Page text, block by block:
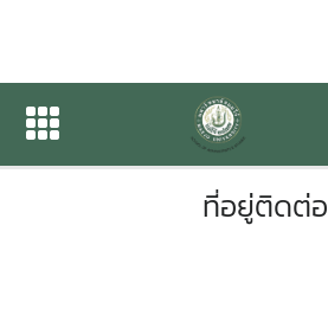
ที่อยู่ติดต่อ
เกี่ยวกับหน่วยงาน ที่อยู่ติดต่อ
ที่อยู่ติดต่อ